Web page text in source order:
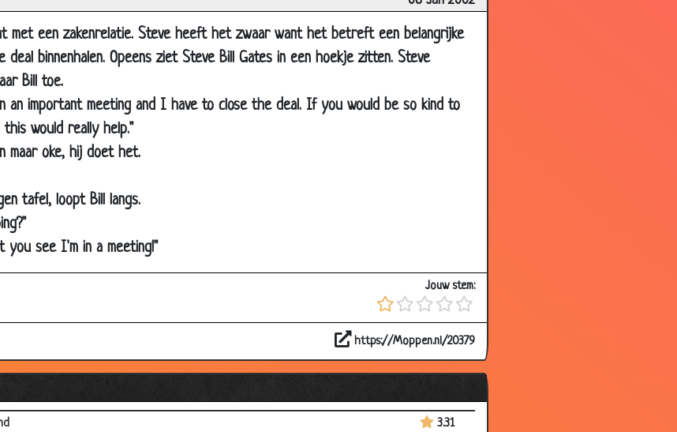
met een zakenrelatie. Steve heeft het zwaar want het betreft een belangrijke
deal binnenhalen. Opeens ziet Steve Bill Gates in een hoekje zitten. Steve
Bill toe.
an important meeting and I have to close the deal. If you would be so kind to
would really help."
maar oke, hij doet het.
tafel, loopt Bill langs.
you see I'm in a meeting!"
Jouw stem:
https://Moppen.nl/20379
3.54
Zeer
3.12
3.23
3.47
3.55
3.31